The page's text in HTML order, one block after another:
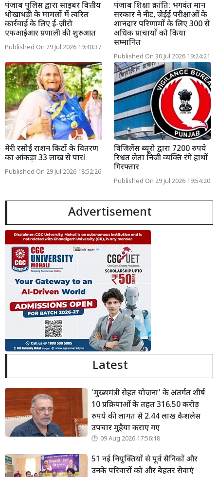
पंजाब पुलिस द्वारा साइबर वित्तीय
धोखाधड़ी के मामलों में त्वरित
कार्रवाई के लिए ई-ज़ीरो
एफआईआर प्रणाली की शुरुआत
Published On 29 Jul 2026 19:40:37
पंजाब शिक्षा क्रांति: भगवंत मान
सरकार ने नीट, जेईई परीक्षाओं के
शानदार परिणामों के लिए 300 से
अधिक प्राचार्यों को किया
सम्मानित
Published On 30 Jul 2026 19:24:21
मेरी रसोई राशन किटों के वितरण
का आंकड़ा 33 लाख से पारl
Published On 29 Jul 2026 18:52:26
विजिलेंस ब्यूरो द्वारा 7200 रुपये
रिश्वत लेता निजी व्यक्ति रंगे हाथों
गिरफ्तार
Published On 29 Jul 2026 19:54:20
Advertisement
Latest
'मुख्यमंत्री सेहत योजना' के अंतर्गत शीर्ष
10 प्रक्रियाओं के तहत 316.50 करोड़
रुपये की लागत से 2.44 लाख कैशलेस
उपचार मुहैया कराए गए
09 Aug 2026 17:56:18
51 नई नियुक्तियों से पूर्व सैनिकों और
उनके परिवारों को और बेहतर सेवाएं